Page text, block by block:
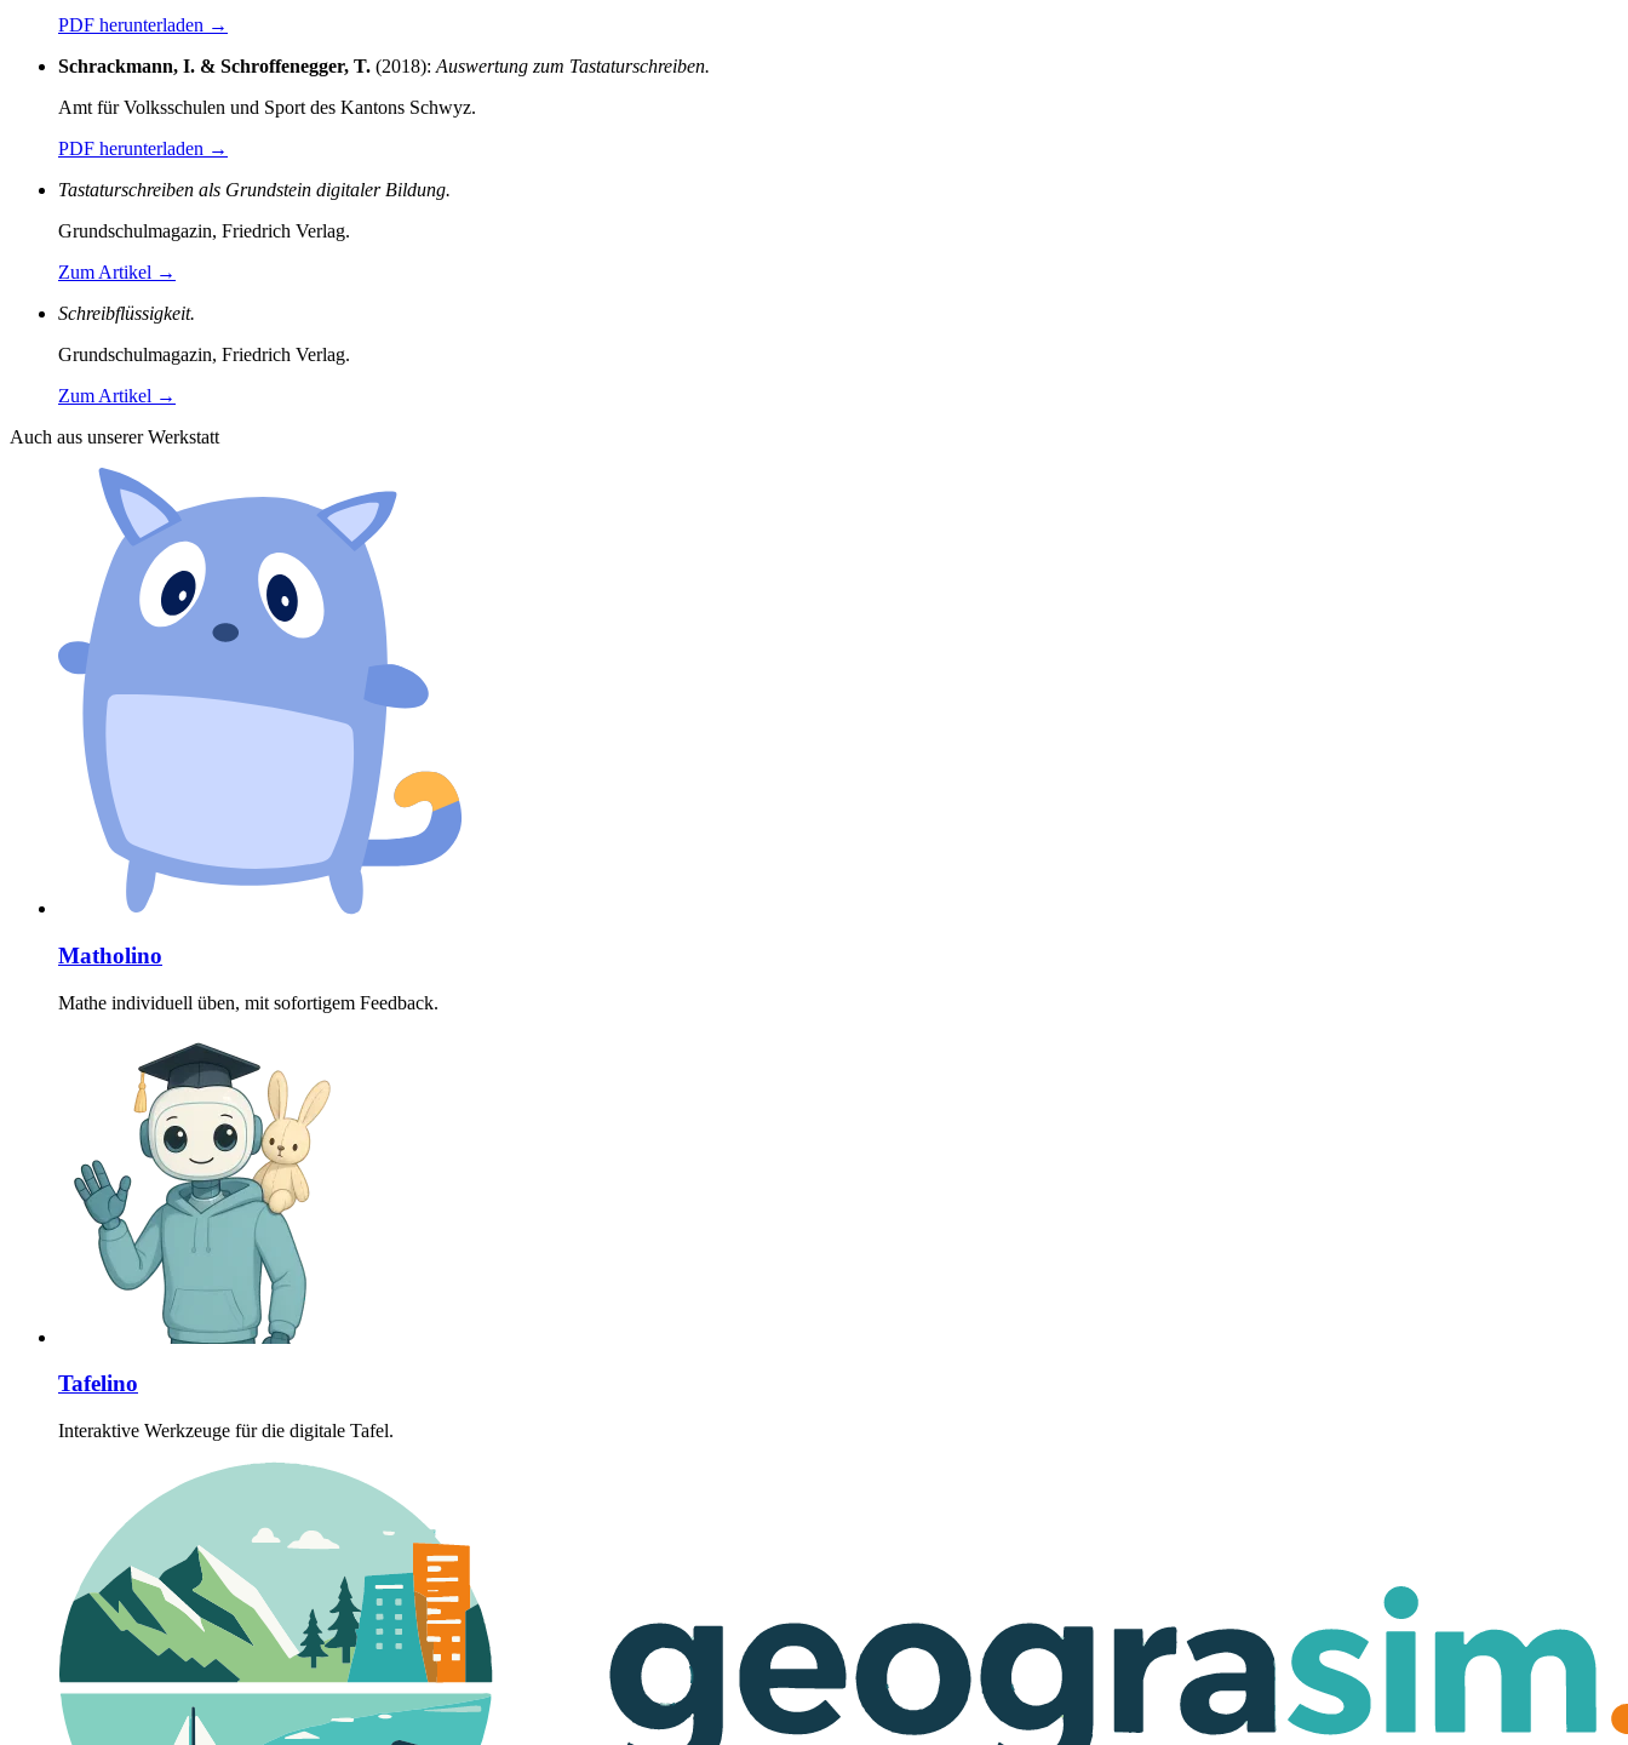
PDF herunterladen →
Schrackmann, I. & Schroffenegger, T. (2018): Auswertung zum Tastaturschreiben.
Amt für Volksschulen und Sport des Kantons Schwyz.
PDF herunterladen →
Tastaturschreiben als Grundstein digitaler Bildung.
Grundschulmagazin, Friedrich Verlag.
Zum Artikel →
Schreibflüssigkeit.
Grundschulmagazin, Friedrich Verlag.
Zum Artikel →
Auch aus unserer Werkstatt
Matholino
Mathe individuell üben, mit sofortigem Feedback.
Tafelino
Interaktive Werkzeuge für die digitale Tafel.